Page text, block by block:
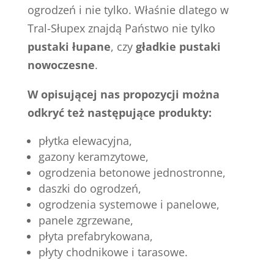
ogrodzeń i nie tylko. Właśnie dlatego w
Tral-Słupex znajdą Państwo nie tylko
pustaki łupane, czy gładkie pustaki
nowoczesne.
W opisującej nas propozycji można
odkryć też następujące produkty:
płytka elewacyjna,
gazony keramzytowe,
ogrodzenia betonowe jednostronne,
daszki do ogrodzeń,
ogrodzenia systemowe i panelowe,
panele zgrzewane,
płyta prefabrykowana,
płyty chodnikowe i tarasowe.